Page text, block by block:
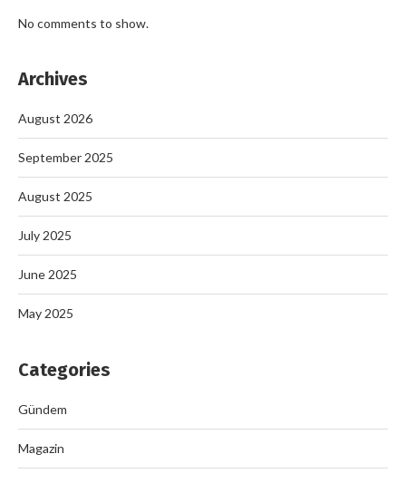
No comments to show.
Archives
August 2026
September 2025
August 2025
July 2025
June 2025
May 2025
Categories
Gündem
Magazin